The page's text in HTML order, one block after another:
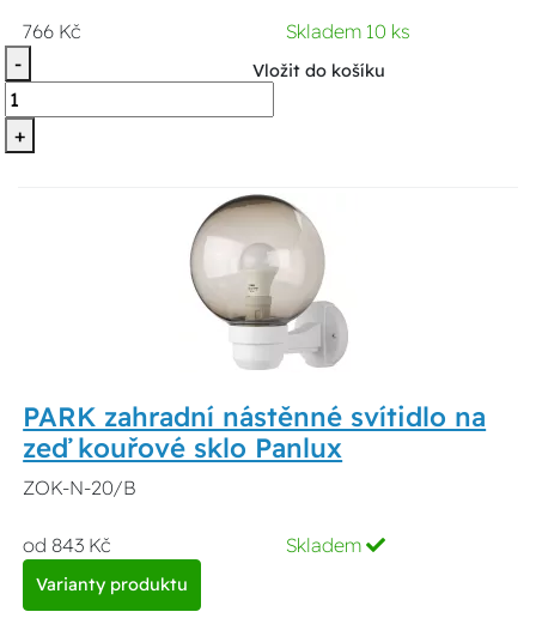
766 Kč
Skladem 10 ks
-
+
Vložit do košíku
PARK zahradní nástěnné svítidlo na
zeď kouřové sklo Panlux
ZOK-N-20/B
od 843 Kč Skladem
Varianty produktu